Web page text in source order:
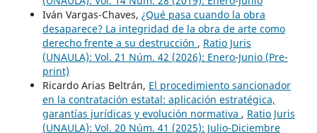
Iván Vargas-Chaves, ¿Qué pasa cuando la obra
desaparece? La integridad de la obra de arte como
derecho frente a su destrucción , Ratio Juris
(UNAULA): Vol. 21 Núm. 42 (2026): Enero-Junio (Pre-
print)
Ricardo Arias Beltrán, El procedimiento sancionador
en la contratación estatal: aplicación estratégica,
garantías jurídicas y evolución normativa , Ratio Juris
(UNAULA): Vol. 20 Núm. 41 (2025): Julio-Diciembre